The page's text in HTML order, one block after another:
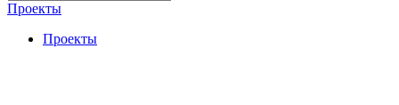
Проекты
Проекты